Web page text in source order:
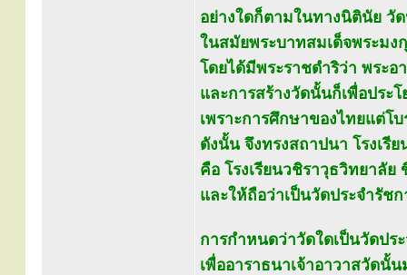
อย่างใดก็ตามในทางนิตินัย วั
ในสมัยพระบาทสมเด็จพระมง
โดยได้มีพระราชดำริว่า พระ
และการสร้างวัดนั้นก็เพื่อประ
เพราะการศึกษาของไทยแต่โ
ดังนั้น จึงทรงสถาปนา โรงเรี
คือ โรงเรียนวชิราวุธวิทยาลั
และให้ถือว่าเป็นวัดประจำรัช
การกำหนดว่าวัดใดเป็นวัดป
เพื่ออาราธนาเจ้าอาวาสวัดนั้